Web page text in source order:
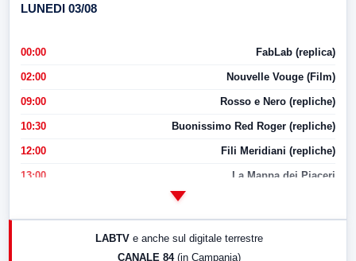
LUNEDI 03/08
00:00 FabLab (replica)
02:00 Nouvelle Vouge (Film)
09:00 Rosso e Nero (repliche)
10:30 Buonissimo Red Roger (repliche)
12:00 Fili Meridiani (repliche)
13:00 La Mappa dei Piaceri
LABTV e anche sul digitale terrestre
CANALE 84 (in Campania)